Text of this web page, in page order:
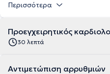
Περισσότερα
Προεγχειρητικός
30 λεπτά
Αντιμετώπιση αρρυθμιών